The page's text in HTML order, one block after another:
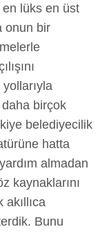
en lüks en üst
onun bir
daha birçok
belediyecilik
hatta
almadan
kaynaklarını
Bunu